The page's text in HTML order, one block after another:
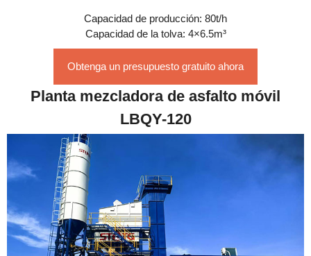
Capacidad de producción: 80t/h
Capacidad de la tolva: 4×6.5m³
Obtenga un presupuesto gratuito ahora
Planta mezcladora de asfalto móvil
LBQY-120